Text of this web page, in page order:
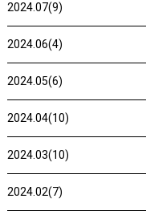
2024.07(9)
2024.06(4)
2024.05(6)
2024.04(10)
2024.03(10)
2024.02(7)